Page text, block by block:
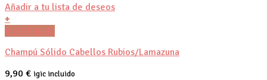
Añadir a tu lista de deseos
+
Vista Rápida
Champú Sólido Cabellos Rubios/Lamazuna
9,90 € igic incluido